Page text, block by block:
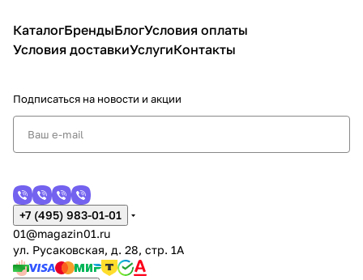
КаталогБрендыБлогУсловия оплаты
Условия доставкиУслугиКонтакты
Подписаться на новости и акции
+7 (495) 983-01-01
01@magazin01.ru
ул. Русаковская, д. 28, стр. 1А